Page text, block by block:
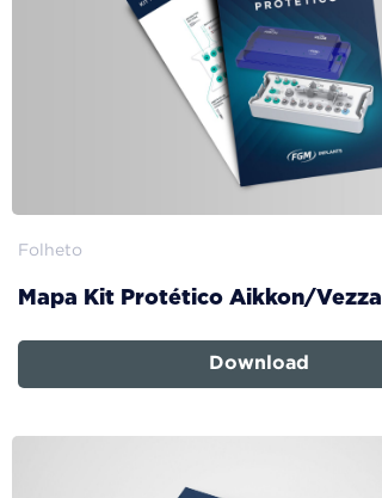
Folheto
Mapa Kit Protético Aikkon/Vezza
Download